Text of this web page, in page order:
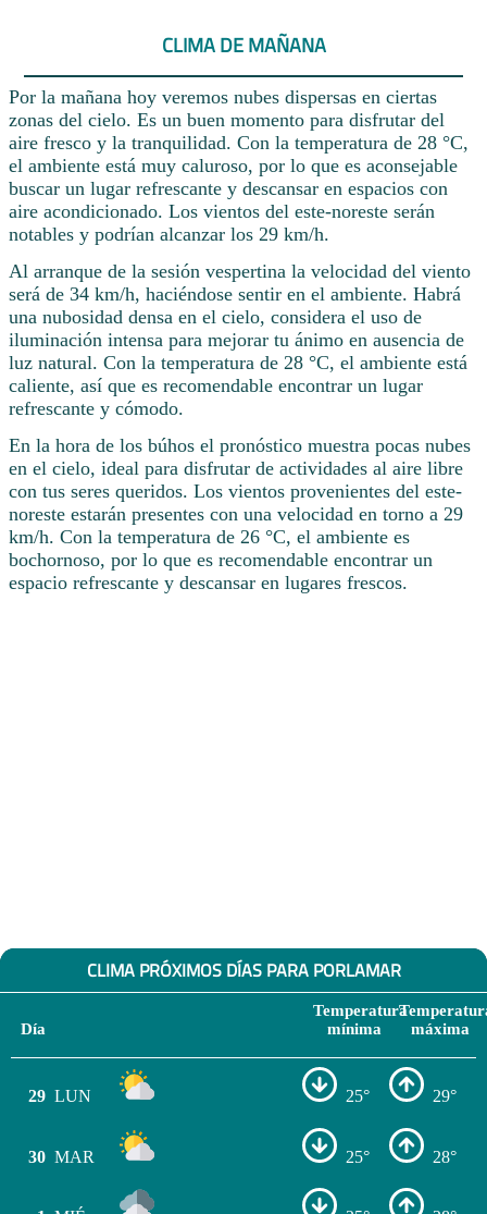
CLIMA DE MAÑANA
Por la mañana hoy veremos nubes dispersas en ciertas
zonas del cielo. Es un buen momento para disfrutar del
aire fresco y la tranquilidad. Con la temperatura de 28 °C,
el ambiente está muy caluroso, por lo que es aconsejable
buscar un lugar refrescante y descansar en espacios con
aire acondicionado. Los vientos del este-noreste serán
notables y podrían alcanzar los 29 km/h.
Al arranque de la sesión vespertina la velocidad del viento
será de 34 km/h, haciéndose sentir en el ambiente. Habrá
una nubosidad densa en el cielo, considera el uso de
iluminación intensa para mejorar tu ánimo en ausencia de
luz natural. Con la temperatura de 28 °C, el ambiente está
caliente, así que es recomendable encontrar un lugar
refrescante y cómodo.
En la hora de los búhos el pronóstico muestra pocas nubes
en el cielo, ideal para disfrutar de actividades al aire libre
con tus seres queridos. Los vientos provenientes del este-
noreste estarán presentes con una velocidad en torno a 29
km/h. Con la temperatura de 26 °C, el ambiente es
bochornoso, por lo que es recomendable encontrar un
espacio refrescante y descansar en lugares frescos.
CLIMA PRÓXIMOS DÍAS PARA PORLAMAR
Día
Temperatura
mínima
máxima
29 LUN 25° 29°
30 MAR 25° 28°